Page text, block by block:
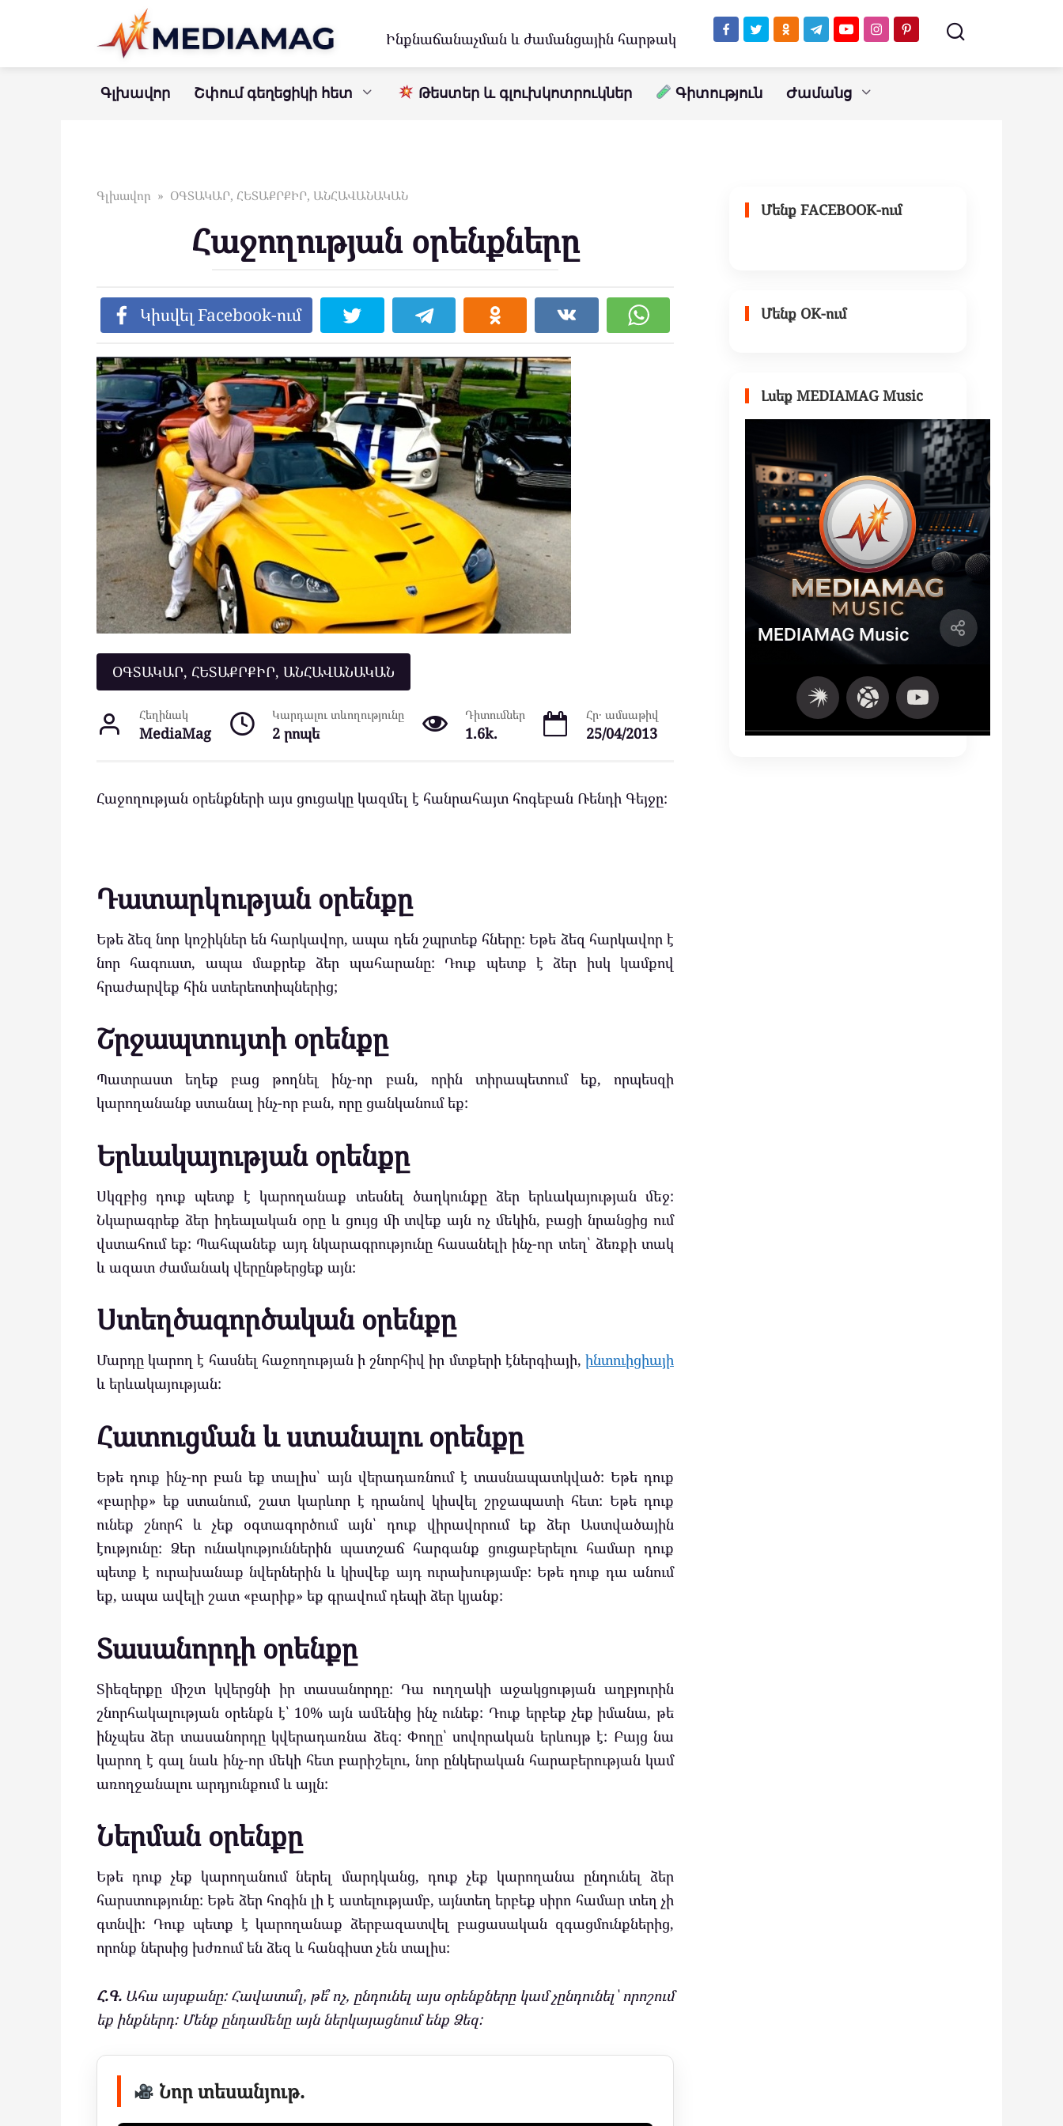
Ինքնաճանաչման և ժամանցային հարթակ
Գլխավոր Շփում գեղեցիկի հետ Թեստեր և գլուխկոտրուկներ Գիտություն Ժամանց
Գլխավոր » ՕԳՏԱԿԱՐ, ՀԵՏԱՔՐՔԻՐ, ԱՆՀԱՎԱՆԱԿԱՆ
Հաջողության օրենքները
Կիսվել Facebook-ում
ՕԳՏԱԿԱՐ, ՀԵՏԱՔՐՔԻՐ, ԱՆՀԱՎԱՆԱԿԱՆ
Հեղինակ
MediaMag
Կարդալու տևողությունը
2 րոպե
Դիտումներ
1.6k.
Հր․ ամսաթիվ
25/04/2013
Հաջողության օրենքների այս ցուցակը կազմել է հանրահայտ հոգեբան Ռենդի Գեյջը:
Դատարկության օրենքը
Եթե ձեզ նոր կոշիկներ են հարկավոր, ապա դեն շպրտեք հները: Եթե ձեզ հարկավոր է
նոր հագուստ, ապա մաքրեք ձեր պահարանը: Դուք պետք է ձեր իսկ կամքով
հրաժարվեք հին ստերեոտիպներից;
Շրջապտույտի օրենքը
Պատրաստ եղեք բաց թողնել ինչ-որ բան, որին տիրապետում եք, որպեսզի
կարողանանք ստանալ ինչ-որ բան, որը ցանկանում եք:
Երևակայության օրենքը
Սկզբից դուք պետք է կարողանաք տեսնել ծաղկունքը ձեր երևակայության մեջ:
Նկարագրեք ձեր իդեալական օրը և ցույց մի տվեք այն ոչ մեկին, բացի նրանցից ում
վստահում եք: Պահպանեք այդ նկարագրությունը հասանելի ինչ-որ տեղ՝ ձեռքի տակ
և ազատ ժամանակ վերընթերցեք այն:
Ստեղծագործական օրենքը
Մարդը կարող է հասնել հաջողության ի շնորհիվ իր մտքերի էներգիայի, ինտուիցիայի
և երևակայության:
Հատուցման և ստանալու օրենքը
Եթե դուք ինչ-որ բան եք տալիս՝ այն վերադառնում է տասնապատկված: Եթե դուք
«բարիք» եք ստանում, շատ կարևոր է դրանով կիսվել շրջապատի հետ: Եթե դուք
ունեք շնորհ և չեք օգտագործում այն՝ դուք վիրավորում եք ձեր Աստվածային
էությունը: Ձեր ունակություններին պատշաճ հարգանք ցուցաբերելու համար դուք
պետք է ուրախանաք նվերներին և կիսվեք այդ ուրախությամբ: Եթե դուք դա անում
եք, ապա ավելի շատ «բարիք» եք գրավում դեպի ձեր կյանք:
Տասանորդի օրենքը
Տիեզերքը միշտ կվերցնի իր տասանորդը: Դա ուղղակի աջակցության աղբյուրին
շնորհակալության օրենքն է՝ 10% այն ամենից ինչ ունեք: Դուք երբեք չեք իմանա, թե
ինչպես ձեր տասանորդը կվերադառնա ձեզ: Փողը՝ սովորական երևույթ է: Բայց նա
կարող է գալ նաև ինչ-որ մեկի հետ բարիշելու, նոր ընկերական հարաբերության կամ
առողջանալու արդյունքում և այլն:
Ներման օրենքը
Եթե դուք չեք կարողանում ներել մարդկանց, դուք չեք կարողանա ընդունել ձեր
հարստությունը: Եթե ձեր հոգին լի է ատելությամբ, այնտեղ երբեք սիրո համար տեղ չի
գտնվի: Դուք պետք է կարողանաք ձերբազատվել բացասական զգացմունքներից,
որոնք ներսից խժռում են ձեզ և հանգիստ չեն տալիս:
Հ.Գ.Ահա այսքանը: Հավատա՞լ, թե՞ ոչ, ընդունել այս օրենքները կամ չընդունել՝ որոշում
եք ինքներդ: Մենք ընդամենը այն ներկայացնում ենք Ձեզ:
Նոր տեսանյութ.
Մենք FACEBOOK-ում
Մենք OK-ում
Լսեք MEDIAMAG Music